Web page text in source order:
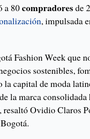
a 80compradoresde
, impulsada
Fashion Week que
sostenibles,
la capital de moda
la marca
resaltó Ovidio Claros